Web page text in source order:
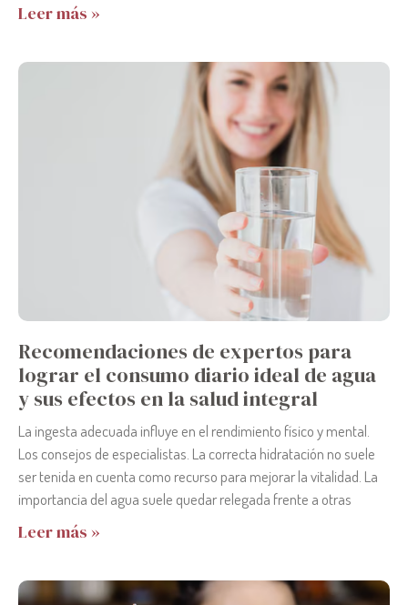
Leer más »
Recomendaciones de expertos para
lograr el consumo diario ideal de agua
y sus efectos en la salud integral
La ingesta adecuada influye en el rendimiento físico y mental.
Los consejos de especialistas. La correcta hidratación no suele
ser tenida en cuenta como recurso para mejorar la vitalidad. La
importancia del agua suele quedar relegada frente a otras
Leer más »